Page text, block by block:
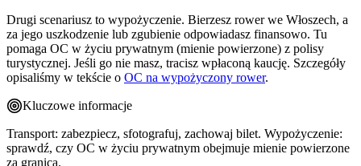
Drugi scenariusz to wypożyczenie. Bierzesz rower we Włoszech, a
za jego uszkodzenie lub zgubienie odpowiadasz finansowo. Tu
pomaga OC w życiu prywatnym (mienie powierzone) z polisy
turystycznej. Jeśli go nie masz, tracisz wpłaconą kaucję. Szczegóły
opisaliśmy w tekście o OC na wypożyczony rower.
Kluczowe informacje
Transport: zabezpiecz, sfotografuj, zachowaj bilet. Wypożyczenie:
sprawdź, czy OC w życiu prywatnym obejmuje mienie powierzone
za granicą.